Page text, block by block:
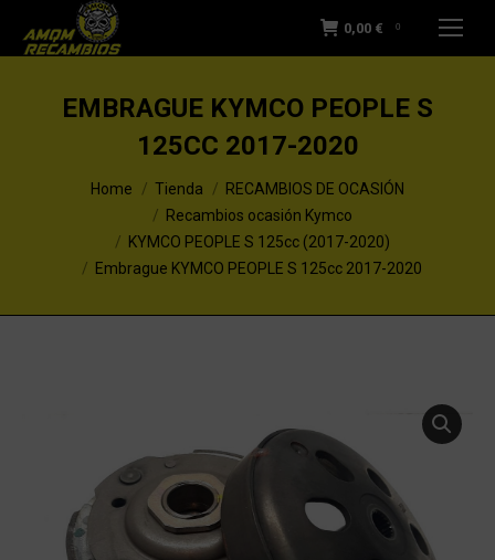
0,00 € 0
EMBRAGUE KYMCO PEOPLE S
125CC 2017-2020
You are here:Home Tienda
RECAMBIOS DE OCASIÓN
Recambios ocasión Kymco
KYMCO PEOPLE S 125cc (2017-2020)
Embrague KYMCO PEOPLE S 125cc 2017-2020